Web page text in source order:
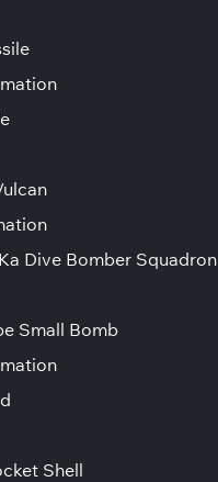
Dive Bomber Squadron
Small Bomb
Shell